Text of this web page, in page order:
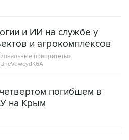
и ИИ на службе у
приоритеты».
погибшем в